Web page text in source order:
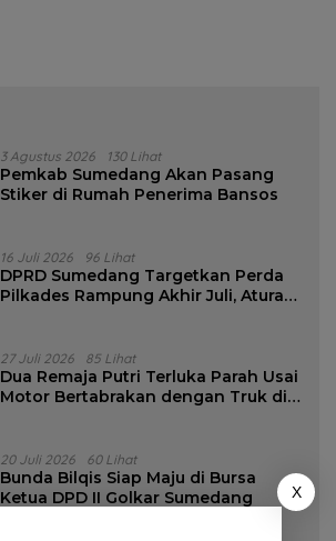
3 Agustus 2026 130 Lihat
Pemkab Sumedang Akan Pasang
Stiker di Rumah Penerima Bansos
16 Juli 2026 96 Lihat
DPRD Sumedang Targetkan Perda
Pilkades Rampung Akhir Juli, Aturan
27 Juli 2026 85 Lihat
Dua Remaja Putri Terluka Parah Usai
Motor Bertabrakan dengan Truk di
20 Juli 2026 60 Lihat
Bunda Bilqis Siap Maju di Bursa
Ketua DPD II Golkar Sumedang
X